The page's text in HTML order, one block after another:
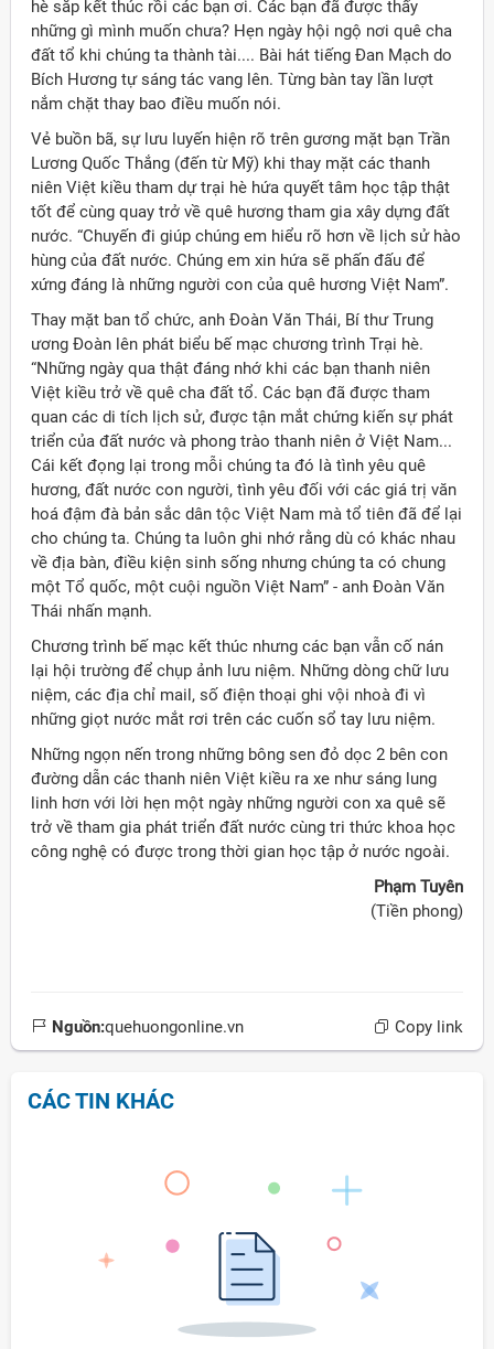
hè sắp kết thúc rồi các bạn ơi. Các bạn đã được thấy
những gì mình muốn chưa? Hẹn ngày hội ngộ nơi quê cha
đất tổ khi chúng ta thành tài.... Bài hát tiếng Đan Mạch do
Bích Hương tự sáng tác vang lên. Từng bàn tay lần lượt
nắm chặt thay bao điều muốn nói.
Vẻ buồn bã, sự lưu luyến hiện rõ trên gương mặt bạn Trần
Lương Quốc Thắng (đến từ Mỹ) khi thay mặt các thanh
niên Việt kiều tham dự trại hè hứa quyết tâm học tập thật
tốt để cùng quay trở về quê hương tham gia xây dựng đất
nước. “Chuyến đi giúp chúng em hiểu rõ hơn về lịch sử hào
hùng của đất nước. Chúng em xin hứa sẽ phấn đấu để
xứng đáng là những người con của quê hương Việt Nam”.
Thay mặt ban tổ chức, anh Đoàn Văn Thái, Bí thư Trung
ương Đoàn lên phát biểu bế mạc chương trình Trại hè.
“Những ngày qua thật đáng nhớ khi các bạn thanh niên
Việt kiều trở về quê cha đất tổ. Các bạn đã được tham
quan các di tích lịch sử, được tận mắt chứng kiến sự phát
triển của đất nước và phong trào thanh niên ở Việt Nam...
Cái kết đọng lại trong mỗi chúng ta đó là tình yêu quê
hương, đất nước con người, tình yêu đối với các giá trị văn
hoá đậm đà bản sắc dân tộc Việt Nam mà tổ tiên đã để lại
cho chúng ta. Chúng ta luôn ghi nhớ rằng dù có khác nhau
về địa bàn, điều kiện sinh sống nhưng chúng ta có chung
một Tổ quốc, một cuội nguồn Việt Nam” - anh Đoàn Văn
Thái nhấn mạnh.
Chương trình bế mạc kết thúc nhưng các bạn vẫn cố nán
lại hội trường để chụp ảnh lưu niệm. Những dòng chữ lưu
niệm, các địa chỉ mail, số điện thoại ghi vội nhoà đi vì
những giọt nước mắt rơi trên các cuốn sổ tay lưu niệm.
Những ngọn nến trong những bông sen đỏ dọc 2 bên con
đường dẫn các thanh niên Việt kiều ra xe như sáng lung
linh hơn với lời hẹn một ngày những người con xa quê sẽ
trở về tham gia phát triển đất nước cùng tri thức khoa học
công nghệ có được trong thời gian học tập ở nước ngoài.
Phạm Tuyên
(Tiền phong)
Nguồn:quehuongonline.vn Copy link
CÁC TIN KHÁC